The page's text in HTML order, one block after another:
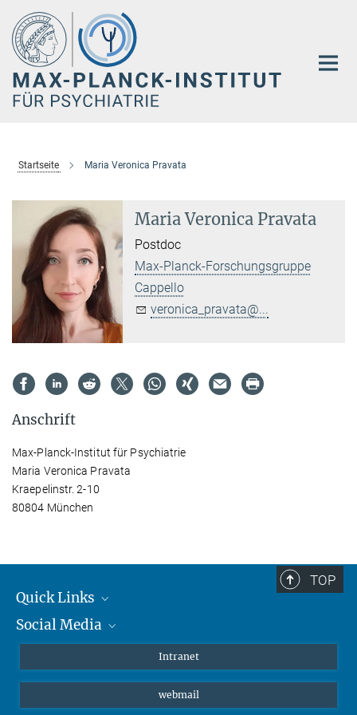
Hauptinhalt
Startseite Maria Veronica Pravata
Maria Veronica Pravata
Postdoc
Max-Planck-Forschungsgruppe
Cappello
veronica_pravata@...
Anschrift
Max-Planck-Institut für Psychiatrie
Maria Veronica Pravata
Kraepelinstr. 2-10
80804 München
TOP
Quick Links
Student*innen/Wissenschaftler*innen
Social Media
Bluesky
Intranet
webmail